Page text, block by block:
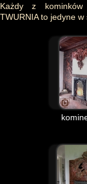
Każdy z kominków
TWURNIA to jedyne w